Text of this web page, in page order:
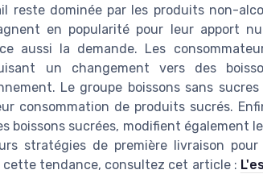
reste dominée par les produits non-
en popularité pour leur apport
aussi la demande. Les
un changement vers des
Le groupe boissons sans
consommation de produits sucrés.
boissons sucrées, modifient également
stratégies de première livraison
cette tendance, consultez cet article :